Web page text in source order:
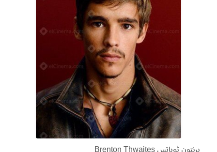
برنتون ثوياتس Brenton Thwaites